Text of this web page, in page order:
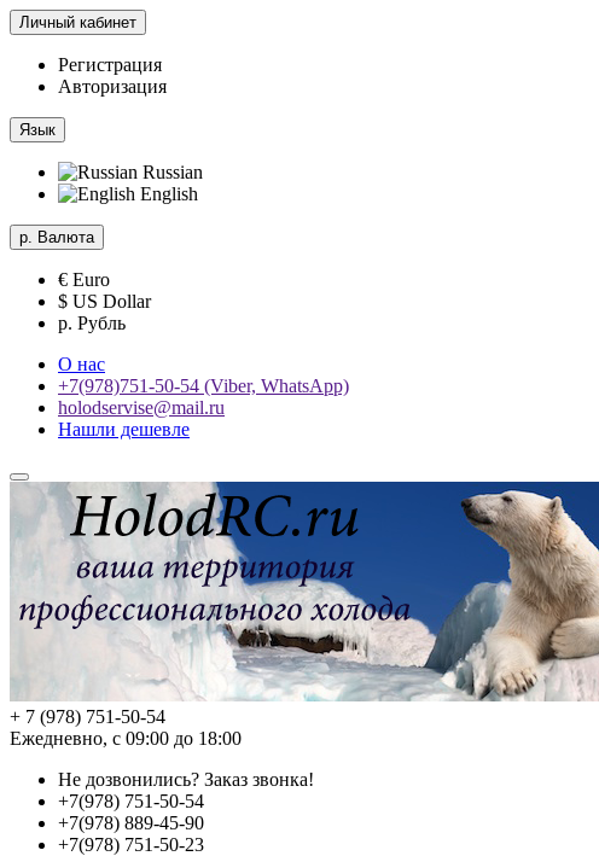
Личный кабинет
Регистрация
Авторизация
Язык
Russian
English
р. Валюта
€ Euro
$ US Dollar
р. Рубль
О нас
+7(978)751-50-54 (Viber, WhatsApp)
holodservise@mail.ru
Нашли дешевле
+ 7 (978) 751-50-54
Ежедневно, с 09:00 до 18:00
Не дозвонились? Заказ звонка!
+7(978) 751-50-54
+7(978) 889-45-90
+7(978) 751-50-23